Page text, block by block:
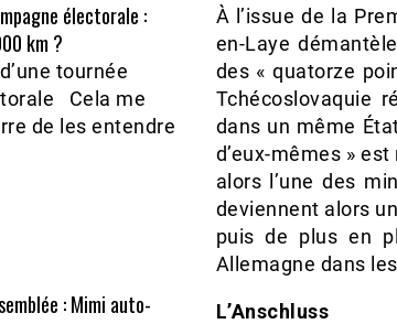
À l’issue de la
en-Laye
des « quatorze
Tchécoslovaquie
dans un même
d’eux-mêmes »
alors l’une des
deviennent alors
puis de plus en
Allemagne dans
L’Anschluss
électorale :
km ?
tournée
Cela me
de les entendre
: Mimi auto-